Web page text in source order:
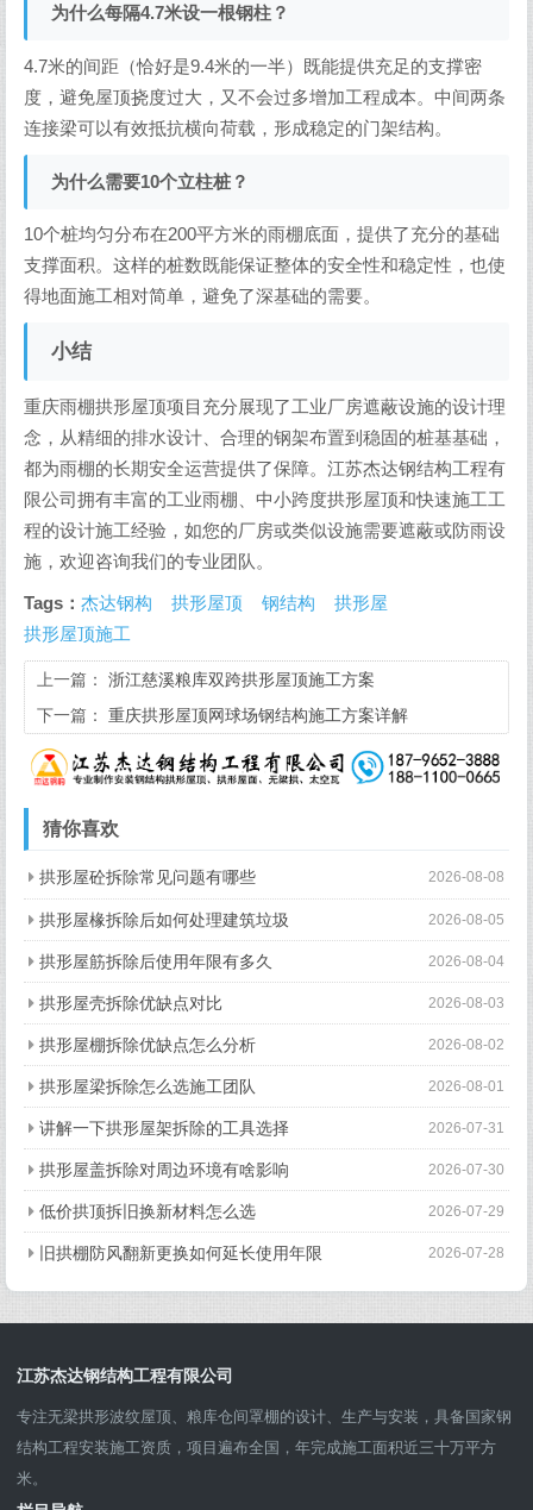
为什么每隔4.7米设一根钢柱？
4.7米的间距（恰好是9.4米的一半）既能提供充足的支撑密
度，避免屋顶挠度过大，又不会过多增加工程成本。中间两条
连接梁可以有效抵抗横向荷载，形成稳定的门架结构。
为什么需要10个立柱桩？
10个桩均匀分布在200平方米的雨棚底面，提供了充分的基础
支撑面积。这样的桩数既能保证整体的安全性和稳定性，也使
得地面施工相对简单，避免了深基础的需要。
小结
重庆雨棚拱形屋顶项目充分展现了工业厂房遮蔽设施的设计理
念，从精细的排水设计、合理的钢架布置到稳固的桩基基础，
都为雨棚的长期安全运营提供了保障。江苏杰达钢结构工程有
限公司拥有丰富的工业雨棚、中小跨度拱形屋顶和快速施工工
程的设计施工经验，如您的厂房或类似设施需要遮蔽或防雨设
施，欢迎咨询我们的专业团队。
Tags： 杰达钢构 拱形屋顶 钢结构
拱形屋
拱形屋顶施工
上一篇： 浙江慈溪粮库双跨拱形屋顶施工方案
下一篇： 重庆拱形屋顶网球场钢结构施工方案详解
猜你喜欢
2026-08-08
拱形屋砼拆除常见问题有哪些
2026-08-05
拱形屋椽拆除后如何处理建筑垃圾
2026-08-04
拱形屋筋拆除后使用年限有多久
2026-08-03
拱形屋壳拆除优缺点对比
2026-08-02
拱形屋棚拆除优缺点怎么分析
2026-08-01
拱形屋梁拆除怎么选施工团队
2026-07-31
讲解一下拱形屋架拆除的工具选择
2026-07-30
拱形屋盖拆除对周边环境有啥影响
2026-07-29
低价拱顶拆旧换新材料怎么选
2026-07-28
旧拱棚防风翻新更换如何延长使用年限
江苏杰达钢结构工程有限公司
专注无梁拱形波纹屋顶、粮库仓间罩棚的设计、生产与安装，具备国家钢
结构工程安装施工资质，项目遍布全国，年完成施工面积近三十万平方
米。